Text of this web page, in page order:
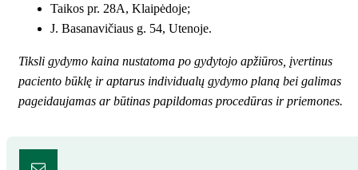
Taikos pr. 28A, Klaipėdoje;
J. Basanavičiaus g. 54, Utenoje.
Tiksli gydymo kaina nustatoma po gydytojo apžiūros, įvertinus
paciento būklę ir aptarus individualų gydymo planą bei galimas
pageidaujamas ar būtinas papildomas procedūras ir priemones.